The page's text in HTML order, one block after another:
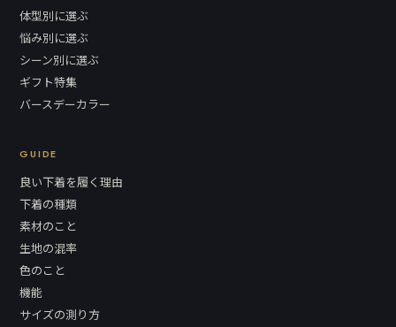
体型別に選ぶ
悩み別に選ぶ
シーン別に選ぶ
ギフト特集
バースデーカラー
GUIDE
良い下着を履く理由
下着の種類
素材のこと
生地の混率
色のこと
機能
サイズの測り方